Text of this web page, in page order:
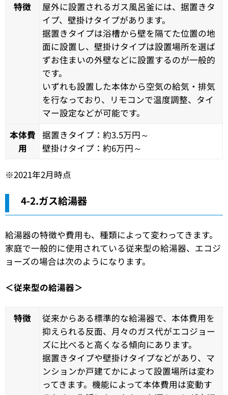
特徴
屋外に設置されるガス風呂釜には、据置きタ
イプ、壁掛けタイプがあります。
据置きタイプは浴槽から壁を隔てた位置の地
面に設置し、壁掛けタイプは設置場所を選ば
ずお住まいの外壁などに設置するのが一般的
です。
いずれも設置した本体から空気の給気・排気
を行なっており、リモコンで温度調整、タイ
マー設定などが可能です。
本体費
用
据置きタイプ：約3.5万円～
壁掛けタイプ：約6万円～
※2021年2月時点
4-2.ガス給湯器
給湯器の特徴や費用も、種類によって変わってきます。
家庭で一般的に使用されている従来型の給湯器、エコジ
ョーズの場合は次のようになります。
＜従来型の給湯器＞
特徴
従来からある標準的な給湯器で、本体費用を
抑えられる反面、月々のガス代がエコジョー
ズに比べると高くなる傾向にあります。
据置きタイプや壁掛けタイプなどがあり、マ
ンションか戸建てかによって設置場所は変わ
ってきます。機能によって本体費用は変動す